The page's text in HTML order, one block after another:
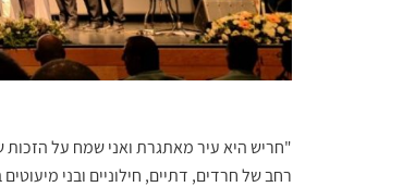
רחב של חרדים, דתיים, חילוניים ובני